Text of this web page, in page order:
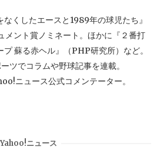
くしたエースと1989年の球児たち』
メント賞ノミネート。ほかに『２番打
蘇る赤ヘル』（PHP研究所）など。
ツでコラムや野球記事を連載。
ニュース公式コメンテーター。
Yahoo!ニュース